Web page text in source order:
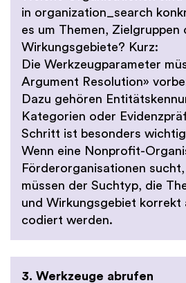
in organization_search
es um Themen, Zielgruppen
Wirkungsgebiete? Kurz:
Die Werkzeugparameter
Argument Resolution»
Dazu gehören
Kategorien oder
Schritt ist besonders
Wenn eine Nonprofit-
Förderorganisationen sucht,
müssen der Suchtyp, die
und Wirkungsgebiet korrekt
codiert werden.
3. Werkzeuge abrufen